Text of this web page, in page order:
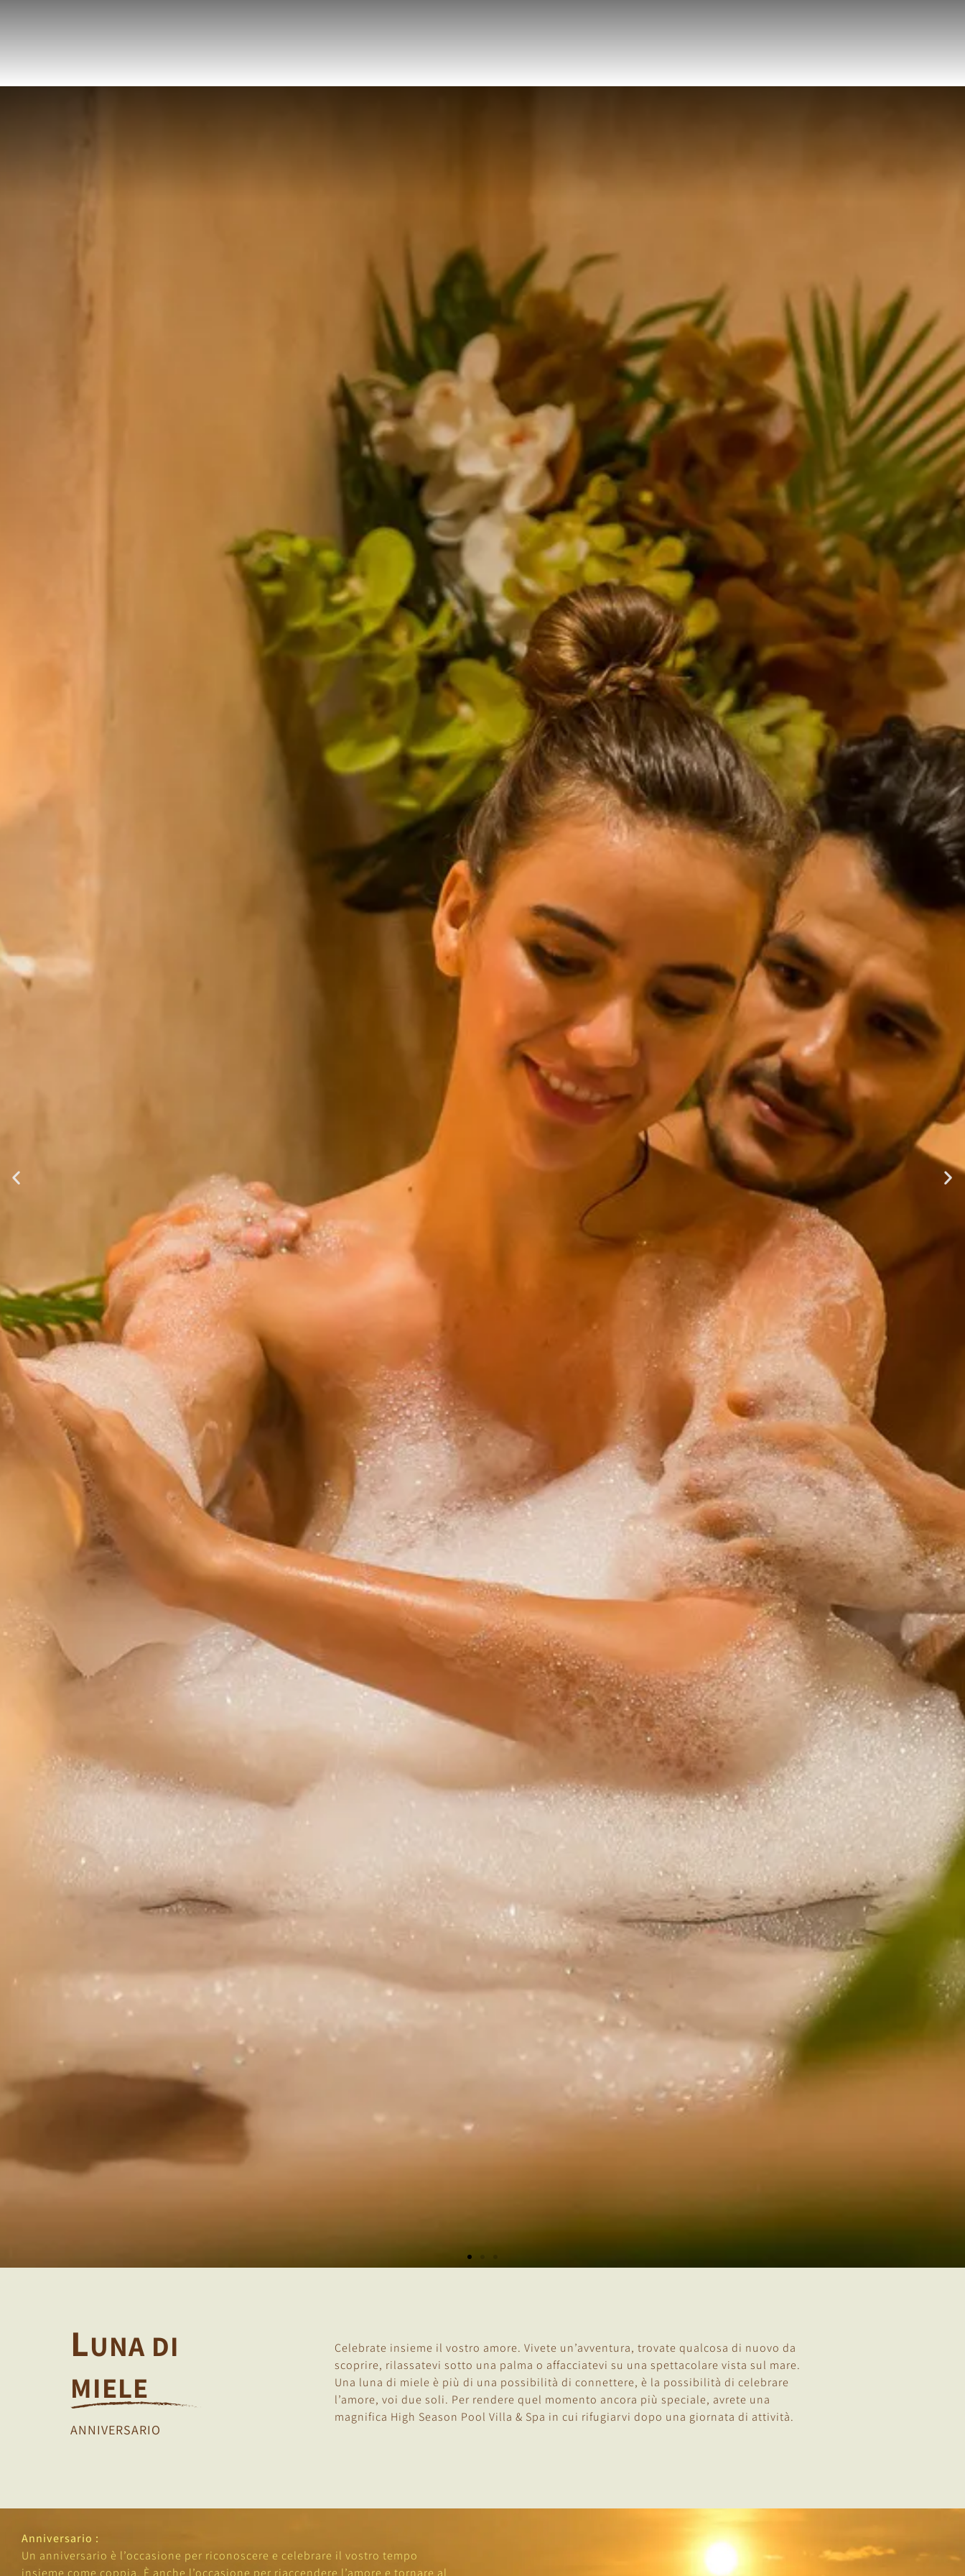
LUNA DI
MIELE
ANNIVERSARIO
Celebrate insieme il vostro amore. Vivete un’avventura, trovate qualcosa di nuovo da
scoprire, rilassatevi sotto una palma o affacciatevi su una spettacolare vista sul mare.
Una luna di miele è più di una possibilità di connettere, è la possibilità di celebrare
l’amore, voi due soli. Per rendere quel momento ancora più speciale, avrete una
magnifica High Season Pool Villa & Spa in cui rifugiarvi dopo una giornata di attività.
Anniversario :
Un anniversario è l’occasione per riconoscere e celebrare il vostro tempo
insieme come coppia. È anche l’occasione per riaccendere l’amore e tornare al